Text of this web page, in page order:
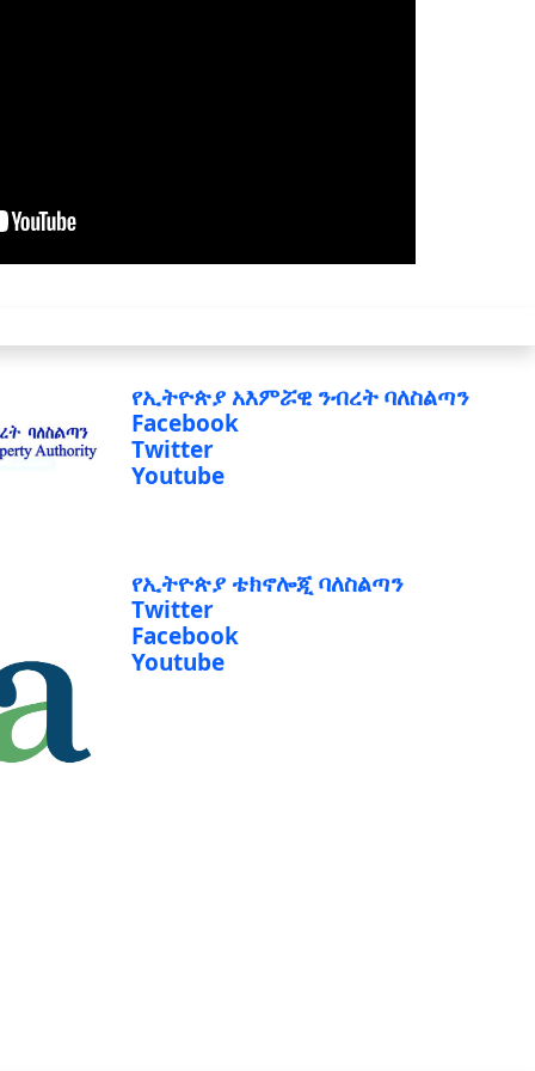
የኢትዮጵያ አእምሯዊ ንብረት ባለስልጣን
Facebook
Twitter
Youtube
የኢትዮጵያ ቴክኖሎጂ ባለስልጣን
Twitter
Facebook
Youtube